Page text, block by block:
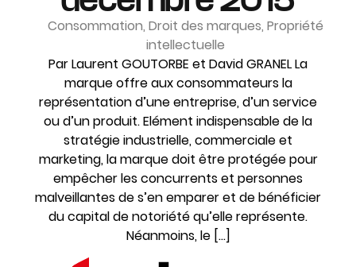
Consommation, Droit des marques, Propriété
intellectuelle
Par Laurent GOUTORBE et David GRANEL La
marque offre aux consommateurs la
représentation d’une entreprise, d’un service
ou d’un produit. Elément indispensable de la
stratégie industrielle, commerciale et
marketing, la marque doit être protégée pour
empêcher les concurrents et personnes
malveillantes de s’en emparer et de bénéficier
du capital de notoriété qu’elle représente.
Néanmoins, le […]